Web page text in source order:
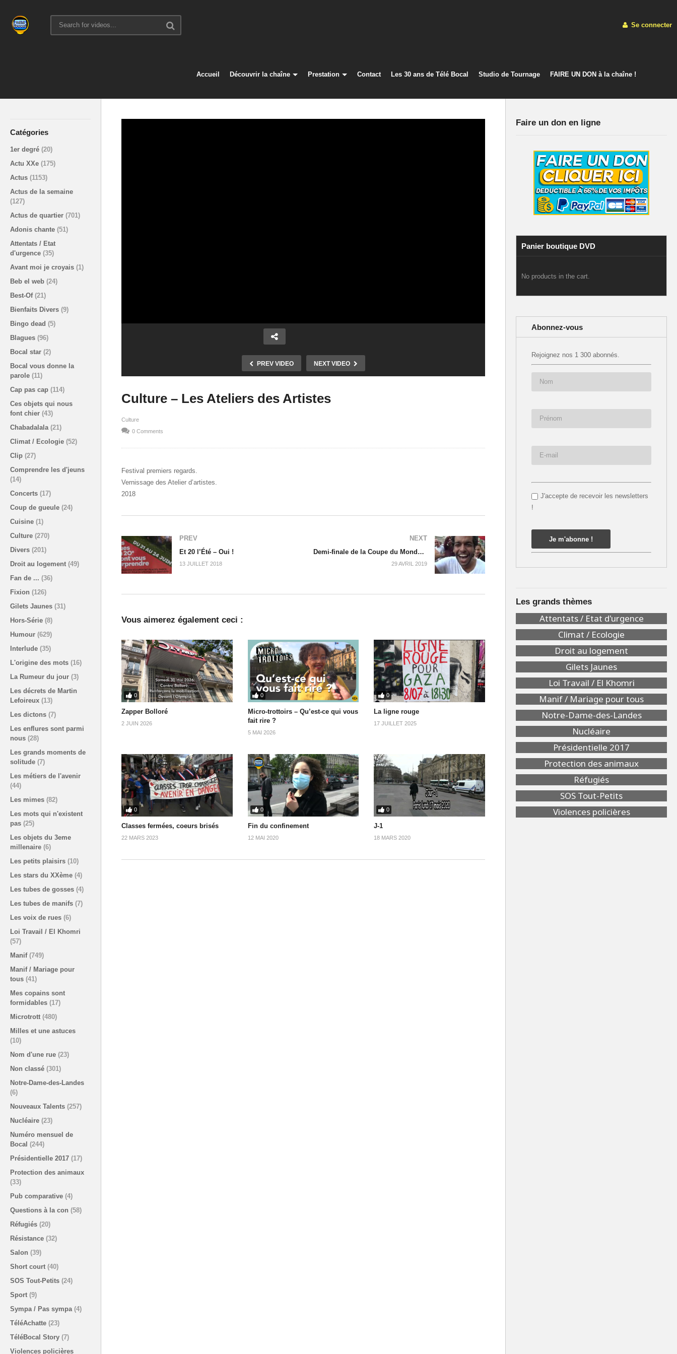
Se connecter
Accueil Découvrir la chaîne Prestation Contact Les 30 ans de Télé Bocal Studio de Tournage FAIRE UN DON à la chaîne !
Catégories
1er degré (20)
Actu XXe (175)
Actus (1153)
Actus de la semaine
(127)
Actus de quartier (701)
Adonis chante (51)
Attentats / Etat
d'urgence (35)
Avant moi je croyais (1)
Beb el web (24)
Best-Of (21)
Bienfaits Divers (9)
Bingo dead (5)
Blagues (96)
Bocal star (2)
Bocal vous donne la
parole (11)
Cap pas cap (114)
Ces objets qui nous
font chier (43)
Chabadalala (21)
Climat / Ecologie (52)
Clip (27)
Comprendre les d'jeuns
(14)
Concerts (17)
Coup de gueule (24)
Cuisine (1)
Culture (270)
Divers (201)
Droit au logement (49)
Fan de ... (36)
Fixion (126)
Gilets Jaunes (31)
Hors-Série (8)
Humour (629)
Interlude (35)
L'origine des mots (16)
La Rumeur du jour (3)
Les décrets de Martin
Lefoireux (13)
Les dictons (7)
Les enflures sont parmi
nous (28)
Les grands moments de
solitude (7)
Les métiers de l'avenir
(44)
Les mimes (82)
Les mots qui n'existent
pas (25)
Les objets du 3eme
millenaire (6)
Les petits plaisirs (10)
Les stars du XXème (4)
Les tubes de gosses (4)
Les tubes de manifs (7)
Les voix de rues (6)
Loi Travail / El Khomri
(57)
Manif (749)
Manif / Mariage pour
tous (41)
Mes copains sont
formidables (17)
Microtrott (480)
Milles et une astuces
(10)
Nom d'une rue (23)
Non classé (301)
Notre-Dame-des-Landes
(6)
Nouveaux Talents (257)
Nucléaire (23)
Numéro mensuel de
Bocal (244)
Présidentielle 2017 (17)
Protection des animaux
(33)
Pub comparative (4)
Questions à la con (58)
Réfugiés (20)
Résistance (32)
Salon (39)
Short court (40)
SOS Tout-Petits (24)
Sport (9)
Sympa / Pas sympa (4)
TéléAchatte (23)
TéléBocal Story (7)
Violences policières
PREV VIDEO NEXT VIDEO
Culture – Les Ateliers des Artistes
Culture
0 Comments
Festival premiers regards.
Vernissage des Atelier d’artistes.
2018
PREV
Et 20 l’Été – Oui !
13 JUILLET 2018
NEXT
Demi-finale de la Coupe du Monde, France – Belgique – Juillet 2018
29 AVRIL 2019
Vous aimerez également ceci :
0
Zapper Bolloré
2 JUIN 2026
0
Micro-trottoirs – Qu’est-ce qui vous
fait rire ?
5 MAI 2026
0
La ligne rouge
17 JUILLET 2025
0
Classes fermées, coeurs brisés
22 MARS 2023
0
Fin du confinement
12 MAI 2020
0
J-1
18 MARS 2020
Faire un don en ligne
Panier boutique DVD
No products in the cart.
Abonnez-vous
Rejoignez nos 1 300 abonnés.
J'accepte de recevoir les newsletters
!
Les grands thèmes
Attentats / Etat d'urgence
Climat / Ecologie
Droit au logement
Gilets Jaunes
Loi Travail / El Khomri
Manif / Mariage pour tous
Notre-Dame-des-Landes
Nucléaire
Présidentielle 2017
Protection des animaux
Réfugiés
SOS Tout-Petits
Violences policières